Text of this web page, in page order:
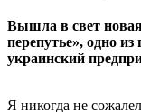
Вышла в свет
перепутье», одно
украинский
Я никогда не